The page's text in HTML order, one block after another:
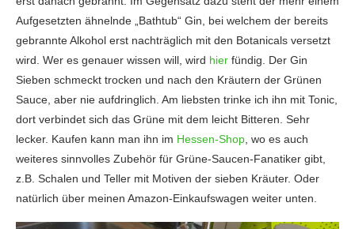
Aufgesetzten ähnelnde „Bathtub“ Gin, bei welchem der bereits
gebrannte Alkohol erst nachträglich mit den Botanicals versetzt
wird. Wer es genauer wissen will, wird hier fündig. Der Gin
Sieben schmeckt trocken und nach den Kräutern der Grünen
Sauce, aber nie aufdringlich. Am liebsten trinke ich ihn mit Tonic,
dort verbindet sich das Grüne mit dem leicht Bitteren. Sehr
lecker. Kaufen kann man ihn im Hessen-Shop , wo es auch
weiteres sinnvolles Zubehör für Grüne-Saucen-Fanatiker gibt,
z.B. Schalen und Teller mit Motiven der sieben Kräuter. Oder
natürlich über meinen Amazon-Einkaufswagen weiter unten.